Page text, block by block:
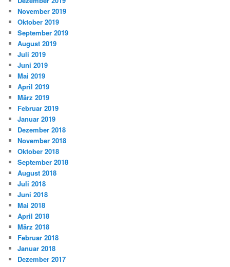
November 2019
Oktober 2019
September 2019
August 2019
Juli 2019
Juni 2019
Mai 2019
April 2019
März 2019
Februar 2019
Januar 2019
Dezember 2018
November 2018
Oktober 2018
September 2018
August 2018
Juli 2018
Juni 2018
Mai 2018
April 2018
März 2018
Februar 2018
Januar 2018
Dezember 2017